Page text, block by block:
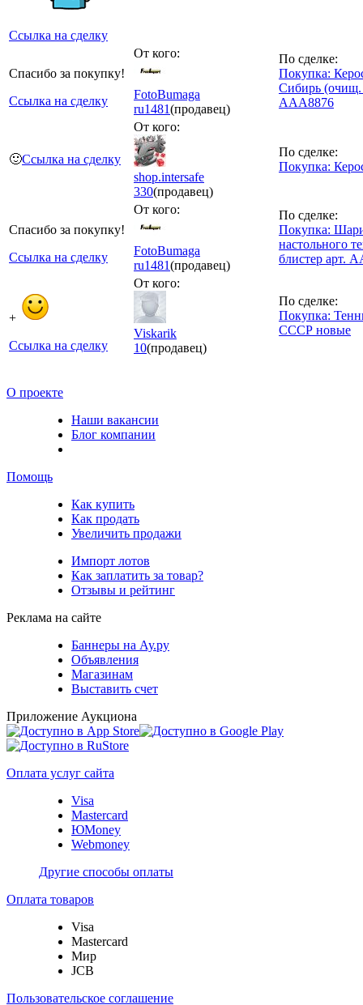
Ссылка на сделку
Спасибо за покупку!
Ссылка на сделку
От кого:
FotoBumaga
ru1481(продавец)
По сделке:
Покупка:
Сибирь (очищ.
AAA8876
🙂Ссылка на сделку
От кого:
shop.intersafe
330(продавец)
По сделке:
Покупка:
Спасибо за покупку!
Ссылка на сделку
От кого:
FotoBumaga
ru1481(продавец)
По сделке:
Покупка:
настольного
блистер арт.
+
Ссылка на сделку
От кого:
Viskarik
10(продавец)
По сделке:
Покупка:
СССР новые
О проекте
Наши вакансии
Блог компании
Помощь
Как купить
Как продать
Увеличить продажи
Импорт лотов
Как заплатить за товар?
Отзывы и рейтинг
Реклама на сайте
Баннеры на Ау.ру
Объявления
Магазинам
Выставить счет
Приложение Аукциона
Оплата услуг сайта
Visa
Mastercard
ЮMoney
Webmoney
Другие способы оплаты
Оплата товаров
Visa
Mastercard
Мир
JCB
Пользовательское соглашение